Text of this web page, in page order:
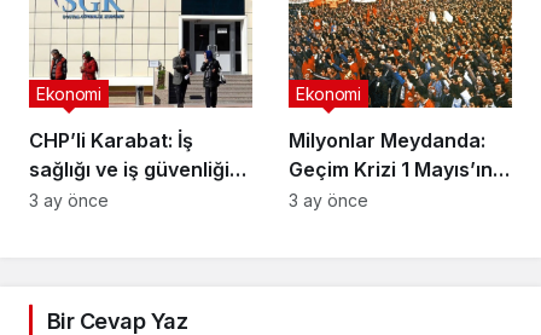
yatacak?
CHP’li Karabat: İş
sağlığı ve iş güvenliği
verileri SGK tarafından
Ekonomi
3 ay önce
Milyonlar Meydanda:
Geçim Krizi 1 Mayıs’ın
Gündemi
Ekonomi
3 ay önce
Bir Cevap Yaz